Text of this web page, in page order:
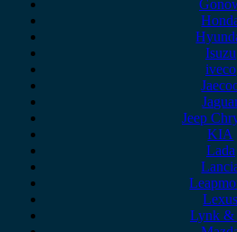
Isuzu
iveco
Jeep
KIA
Lada
Lexus
Lynk &